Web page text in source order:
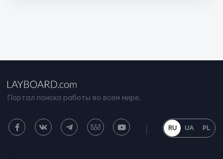
Портал поиска работы во всем мире.
RU UA PL